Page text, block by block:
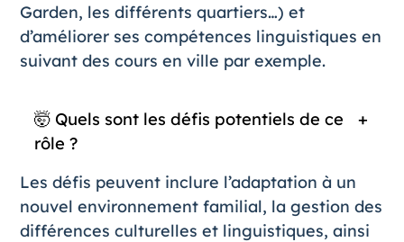
Garden, les différents quartiers…) et
d’améliorer ses compétences linguistiques en
suivant des cours en ville par exemple.
🤯 Quels sont les défis potentiels de ce
rôle ?
Les défis peuvent inclure l’adaptation à un
nouvel environnement familial, la gestion des
différences culturelles et linguistiques, ainsi